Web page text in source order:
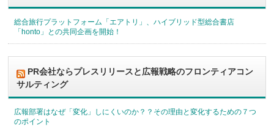
総合旅行プラットフォーム「エアトリ」、ハイブリッド型総合書店
「honto」との共同企画を開始！
PR会社ならプレスリリースと広報戦略のフロンティアコン
サルティング
広報部署はなぜ「変化」しにくいのか？？その理由と変化するための７つ
のポイント